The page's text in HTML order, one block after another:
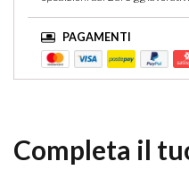
PAGAMENTI
Completa il